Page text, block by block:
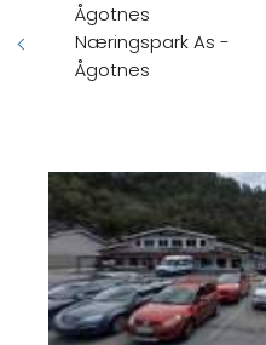
Ågotnes
Næringspark As -
Ågotnes